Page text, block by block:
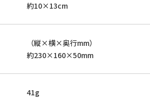
約10×13cm
（縦×横×奥行mm）
約230×160×50mm
41g